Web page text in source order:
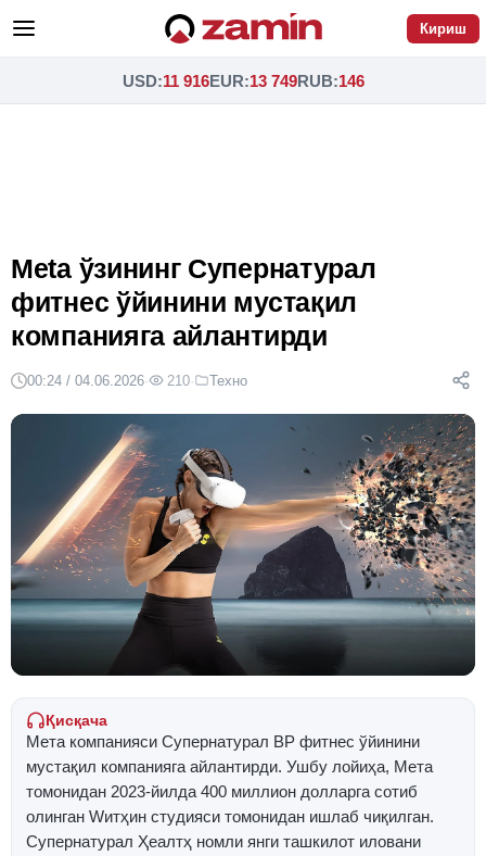
Кириш
USD:11 916EUR:13 749RUB:146
Meta ўзининг Супернатурал
фитнес ўйинини мустақил
компанияга айлантирди
00:24 / 04.06.2026· 210· Техно
Қисқача
Мета компанияси Супернатурал ВР фитнес ўйинини
мустақил компанияга айлантирди. Ушбу лойиҳа, Мета
томонидан 2023-йилда 400 миллион долларга сотиб
олинган Wитҳин студияси томонидан ишлаб чиқилган.
Супернатурал Ҳеалтҳ номли янги ташкилот иловани